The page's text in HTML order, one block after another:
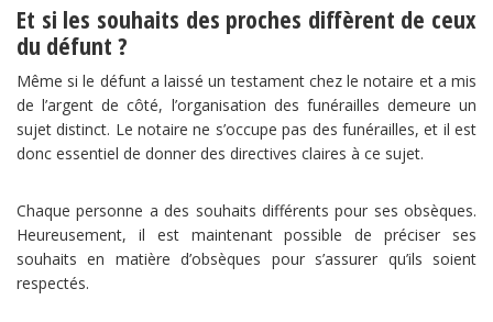
Et si les souhaits des proches diffèrent de ceux
du défunt ?
Même si le défunt a laissé un testament chez le notaire et a mis
de l’argent de côté, l’organisation des funérailles demeure un
sujet distinct. Le notaire ne s’occupe pas des funérailles, et il est
donc essentiel de donner des directives claires à ce sujet.
Chaque personne a des souhaits différents pour ses obsèques.
Heureusement, il est maintenant possible de préciser ses
souhaits en matière d’obsèques pour s’assurer qu’ils soient
respectés.